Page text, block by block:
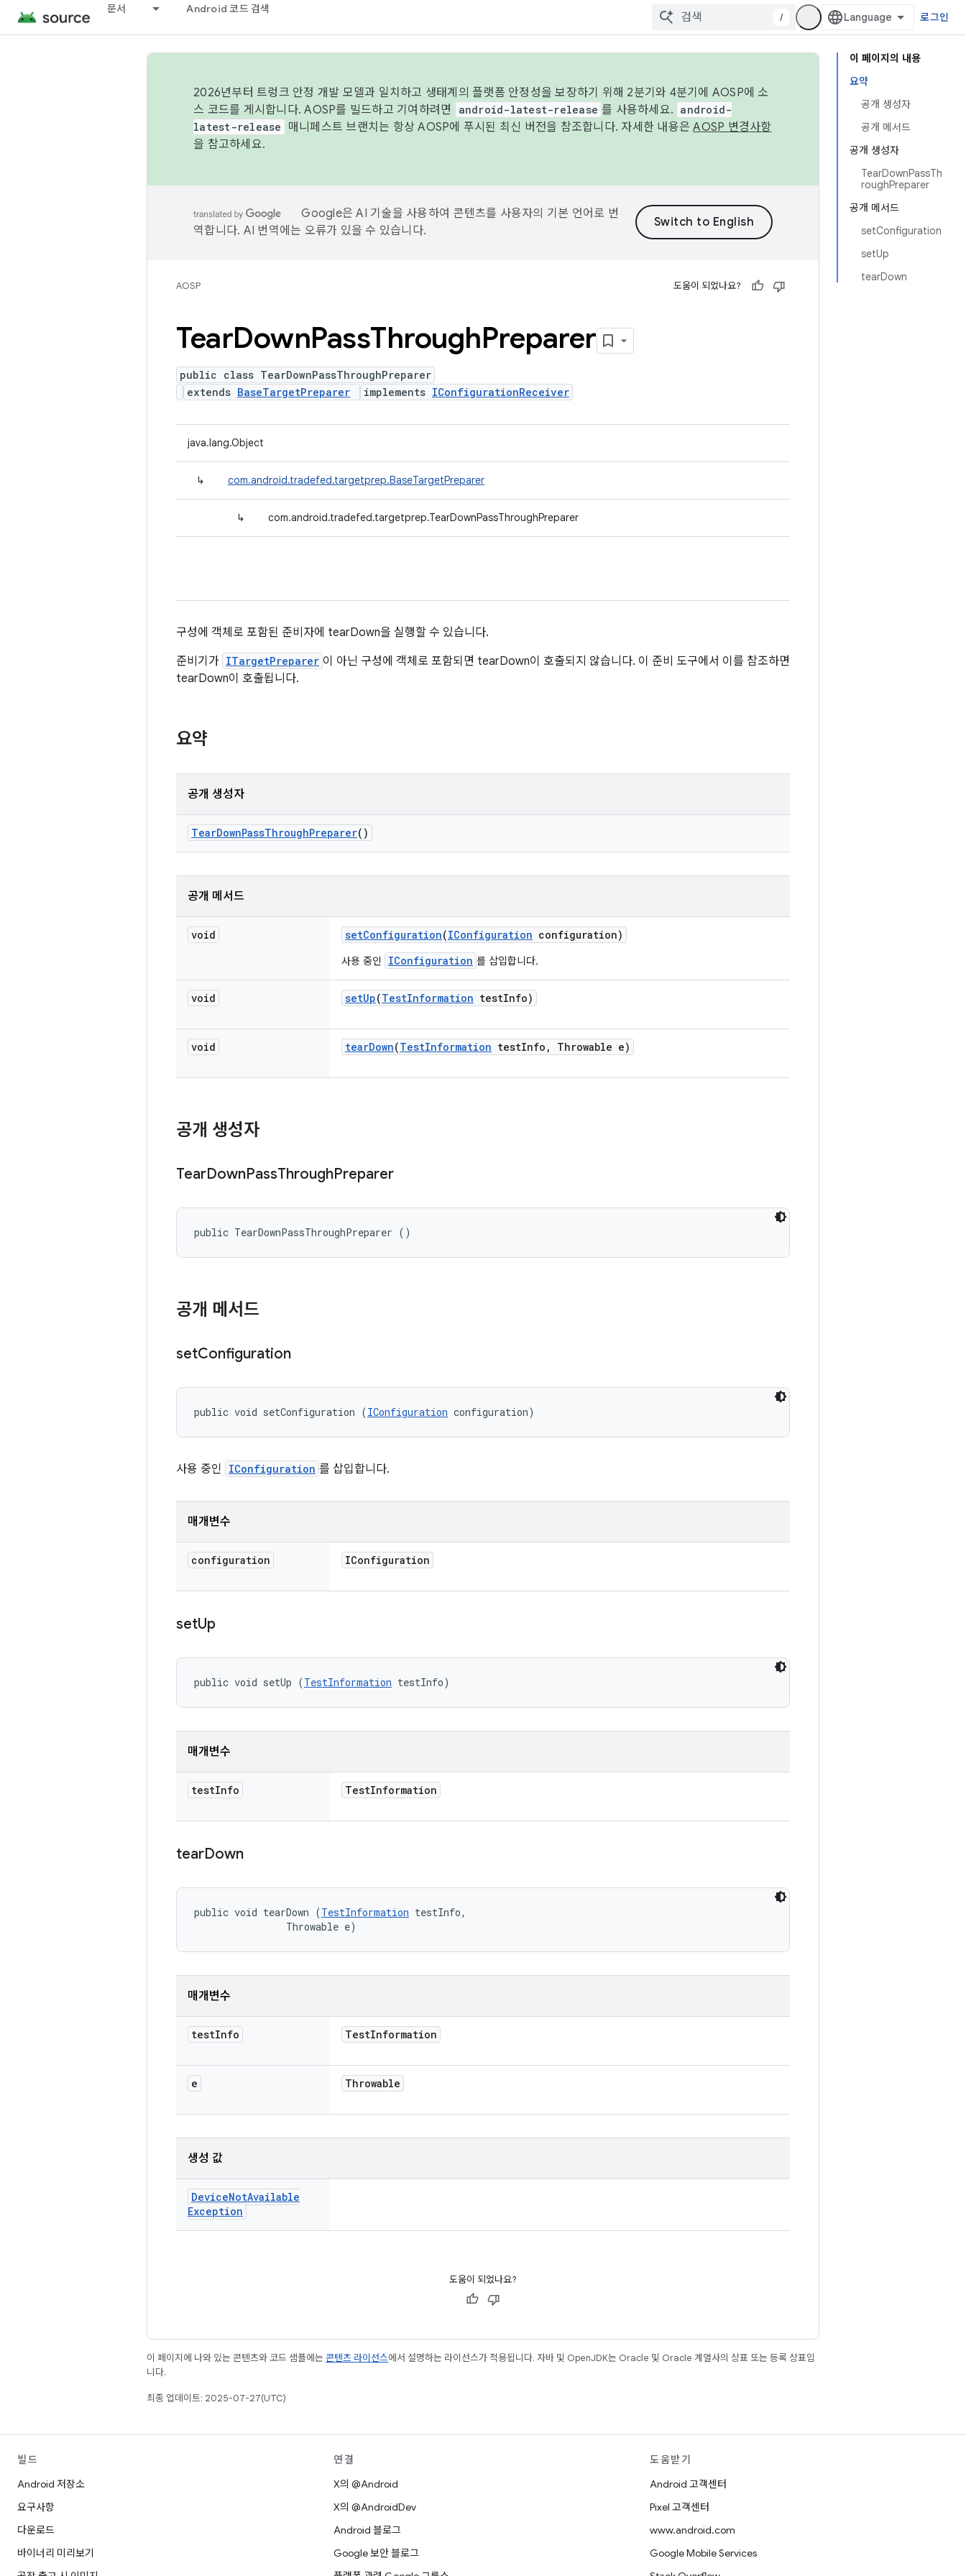
문서 Android 코드 검색
/ 로그인
이 페이지의 내용
요약
공개 생성자
공개 메서드
공개 생성자
TearDownPassTh
roughPreparer
공개 메서드
setConfiguration
setUp
tearDown
2026년부터 트렁크 안정 개발 모델과 일치하고 생태계의 플랫폼 안정성을 보장하기 위해 2분기와 4분기에 AOSP에 소
스 코드를 게시합니다. AOSP를 빌드하고 기여하려면
android-latest-release 를 사용하세요. android-
latest-release
매니페스트 브랜치는 항상 AOSP에 푸시된 최신 버전을 참조합니다. 자세한 내용은AOSP 변경사항
을 참고하세요.
Google은 AI 기술을 사용하여 콘텐츠를 사용자의 기본 언어로 번
역합니다. AI 번역에는 오류가 있을 수 있습니다.
AOSP 도움이 되었나요?
TearDownPassThroughPreparer
public class TearDownPassThroughPreparer
extends BaseTargetPreparer implements IConfigurationReceiver
java.lang.Object
↳ com.android.tradefed.targetprep.BaseTargetPreparer
↳ com.android.tradefed.targetprep.TearDownPassThroughPreparer
구성에 객체로 포함된 준비자에 tearDown을 실행할 수 있습니다.
준비기가 ITargetPreparer 이 아닌 구성에 객체로 포함되면 tearDown이 호출되지 않습니다. 이 준비 도구에서 이를 참조하면
tearDown이 호출됩니다.
요약
공개 생성자
TearDownPassThroughPreparer()
공개 메서드
void setConfiguration(IConfiguration configuration)
사용 중인 IConfiguration 를 삽입합니다.
void setUp(TestInformation testInfo)
void tearDown(TestInformation testInfo , Throwable e)
공개 생성자
TearDownPassThroughPreparer
public TearDownPassThroughPreparer ()
공개 메서드
setConfiguration
public void setConfiguration (IConfiguration configuration)
사용 중인 IConfiguration 를 삽입합니다.
매개변수
configuration IConfiguration
setUp
public void setUp (TestInformation testInfo)
매개변수
testInfo TestInformation
tearDown
public void tearDown (TestInformation testInfo,
                Throwable e)
매개변수
testInfo TestInformation
e Throwable
생성 값
DeviceNotAvailable
Exception
도움이 되었나요?
이 페이지에 나와 있는 콘텐츠와 코드 샘플에는 콘텐츠 라이선스에서 설명하는 라이선스가 적용됩니다. 자바 및 OpenJDK는 Oracle 및 Oracle 계열사의 상표 또는 등록 상표입
니다.
최종 업데이트: 2025-07-27(UTC)
빌드
Android 저장소
요구사항
다운로드
바이너리 미리보기
연결
X의 @Android
X의 @AndroidDev
Android 블로그
Google 보안 블로그
도움받기
Android 고객센터
Pixel 고객센터
www.android.com
Google Mobile Services